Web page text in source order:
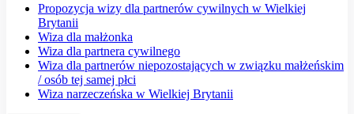
Propozycja wizy dla partnerów cywilnych w Wielkiej
Brytanii
Wiza dla małżonka
Wiza dla partnera cywilnego
Wiza dla partnerów niepozostających w związku małżeńskim
/ osób tej samej płci
Wiza narzeczeńska w Wielkiej Brytanii